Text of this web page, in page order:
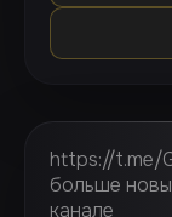
https://t.me/
больше
канале